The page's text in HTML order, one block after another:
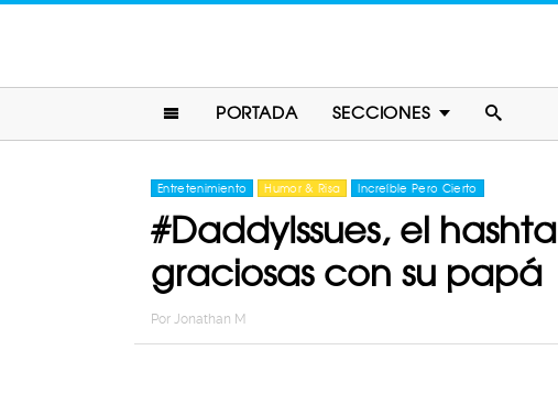
PORTADA SECCIONES
Entretenimiento Humor & Risa Increíble Pero Cierto
#DaddyIssues, el
graciosas con su papá
Por Jonathan M